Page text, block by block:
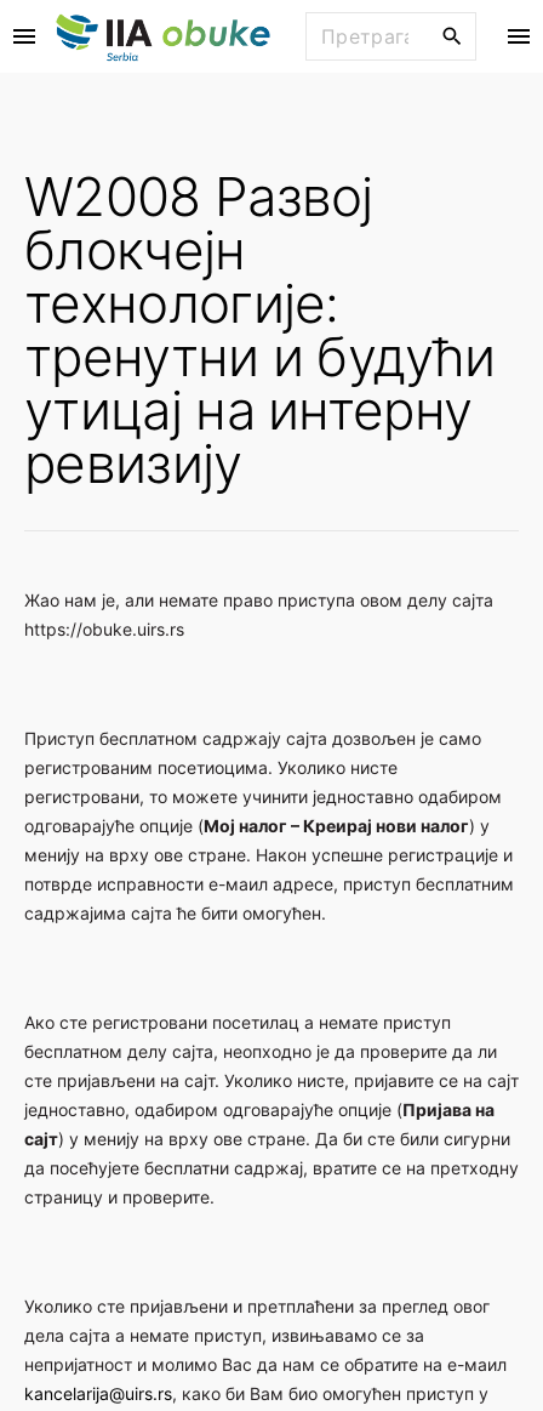
р
W2008 Развој
блокчејн
технологије:
тренутни и будући
утицај на интерну
ревизију
Жао нам је, али немате право приступа овом делу сајта
https://obuke.uirs.rs
Приступ бесплатном садржају сајта дозвољен је само
регистрованим посетиоцима. Уколико нисте
регистровани, то можете учинити једноставно одабиром
одговарајуће опције (Мој налог – Креирај нови налог) у
менију на врху ове стране. Након успешне регистрације и
потврде исправности е-маил адресе, приступ бесплатним
садржајима сајта ће бити омогућен.
Ако сте регистровани посетилац а немате приступ
бесплатном делу сајта, неопходно је да проверите да ли
сте пријављени на сајт. Уколико нисте, пријавите се на сајт
једноставно, одабиром одговарајуће опције (Пријава на
сајт) у менију на врху ове стране. Да би сте били сигурни
да посећујете бесплатни садржај, вратите се на претходну
страницу и проверите.
Уколико сте пријављени и претплаћени за преглед овог
дела сајта а немате приступ, извињавамо се за
непријатност и молимо Вас да нам се обратите на е-маил
kancelarija@uirs.rs, како би Вам био омогућен приступ у